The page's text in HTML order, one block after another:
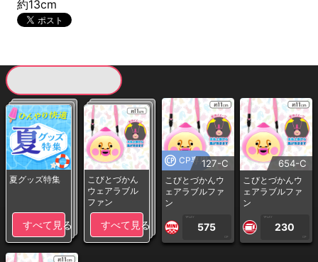
約13cm
夏グッズ特集
すべて見る
こびとづかん
ウェアラブル
ファン
すべて見る
CP専用127-C
こびとづかんウ
ェアラブルファ
ン
1PLAY
575
CP
654-C
こびとづかんウ
ェアラブルファ
ン
1PLAY
230
CP